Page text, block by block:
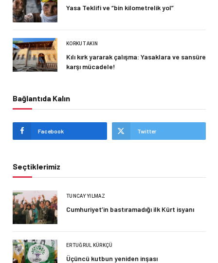
Yasa Teklifi ve “bin kilometrelik yol”
KORKUT AKIN
Kılı kırk yararak çalışma: Yasaklara ve sansüre
karşı mücadele!
Bağlantıda Kalın
Facebook Twitter
Seçtiklerimiz
TUNCAY YILMAZ
Cumhuriyet’in bastıramadığı ilk Kürt isyanı
ERTUĞRUL KÜRKÇÜ
Üçüncü kutbun yeniden inşası